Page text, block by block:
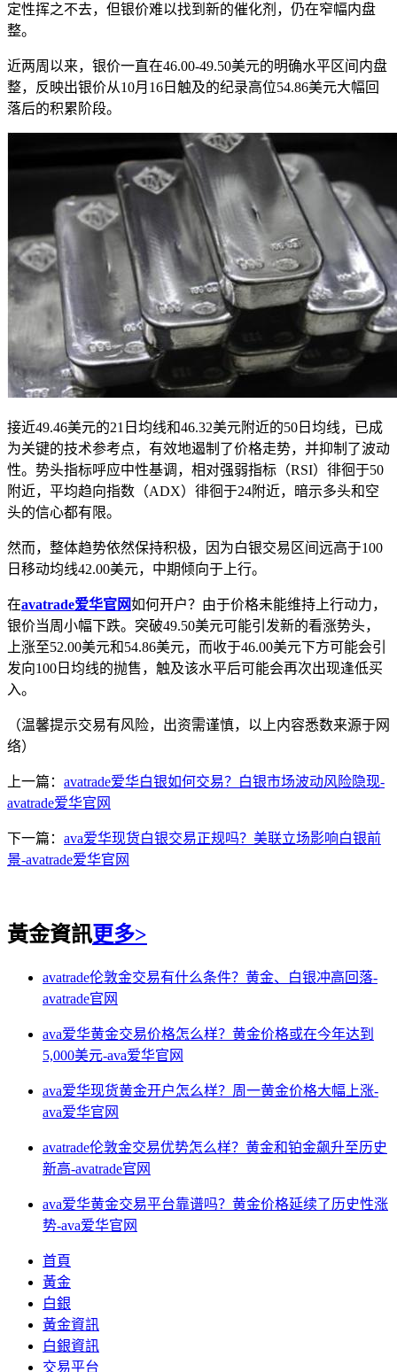
定性挥之不去，但银价难以找到新的催化剂，仍在窄幅内盘
整。
近两周以来，银价一直在46.00-49.50美元的明确水平区间内盘
整，反映出银价从10月16日触及的纪录高位54.86美元大幅回
落后的积累阶段。
接近49.46美元的21日均线和46.32美元附近的50日均线，已成
为关键的技术参考点，有效地遏制了价格走势，并抑制了波动
性。势头指标呼应中性基调，相对强弱指标（RSI）徘徊于50
附近，平均趋向指数（ADX）徘徊于24附近，暗示多头和空
头的信心都有限。
然而，整体趋势依然保持积极，因为白银交易区间远高于100
日移动均线42.00美元，中期倾向于上行。
在avatrade爱华官网如何开户？由于价格未能维持上行动力，
银价当周小幅下跌。突破49.50美元可能引发新的看涨势头，
上涨至52.00美元和54.86美元，而收于46.00美元下方可能会引
发向100日均线的抛售，触及该水平后可能会再次出现逢低买
入。
（温馨提示交易有风险，出资需谨慎，以上内容悉数来源于网
络）
上一篇： avatrade爱华白银如何交易？白银市场波动风险隐现-
avatrade爱华官网
下一篇： ava爱华现货白银交易正规吗？美联立场影响白银前
景-avatrade爱华官网
黃金資訊更多>
avatrade伦敦金交易有什么条件？黄金、白银冲高回落-
avatrade官网
ava爱华黄金交易价格怎么样？黄金价格或在今年达到
5,000美元-ava爱华官网
ava爱华现货黄金开户怎么样？周一黄金价格大幅上涨-
ava爱华官网
avatrade伦敦金交易优势怎么样？黄金和铂金飙升至历史
新高-avatrade官网
ava爱华黄金交易平台靠谱吗？黄金价格延续了历史性涨
势-ava爱华官网
首頁
黃金
白銀
黃金資訊
白銀資訊
交易平台